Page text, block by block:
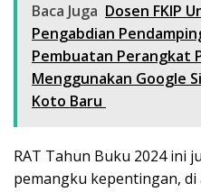
Baca Juga Dosen FKIP
Pengabdian
Pembuatan Perangkat
Menggunakan Google
Koto Baru
RAT Tahun Buku 2024 ini
pemangku kepentingan,